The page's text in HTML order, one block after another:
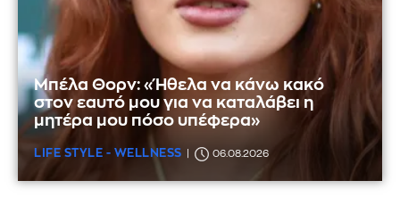
Μπέλα Θορν: «Ήθελα να κάνω κακό
στον εαυτό μου για να καταλάβει η
μητέρα μου πόσο υπέφερα»
LIFE STYLE - WELLNESS 06.08.2026